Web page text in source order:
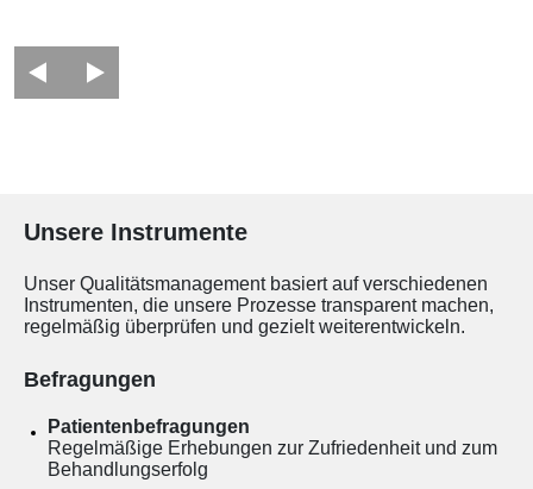
Unsere Instrumente
Unser Qualitätsmanagement basiert auf verschiedenen
Instrumenten, die unsere Prozesse transparent machen,
regelmäßig überprüfen und gezielt weiterentwickeln.
Befragungen
Patientenbefragungen
Regelmäßige Erhebungen zur Zufriedenheit und zum
Behandlungserfolg